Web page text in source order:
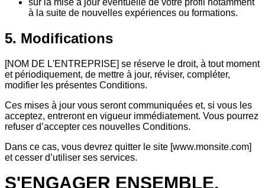
à la suite de nouvelles expériences ou formations.
5. Modifications
[NOM DE L'ENTREPRISE] se réserve le droit, à tout moment
et périodiquement, de mettre à jour, réviser, compléter,
modifier les présentes Conditions.
Ces mises à jour vous seront communiquées et, si vous les
acceptez, entreront en vigueur immédiatement. Vous pourrez
refuser d’accepter ces nouvelles Conditions.
Dans ce cas, vous devrez quitter le site [www.monsite.com]
et cesser d’utiliser ses services.
S'ENGAGER ENSEMBLE,